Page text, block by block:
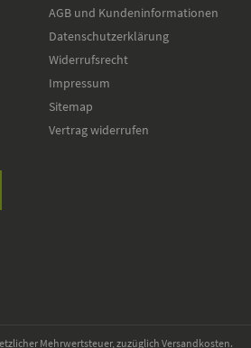
AGB und Kundeninformationen
Datenschutzerklärung
Widerrufsrecht
Impressum
Sitemap
Vertrag widerrufen
Mehrwertsteuer, zuzüglich Versandkosten.